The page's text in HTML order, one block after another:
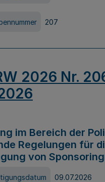
207
2026 Nr.
im Bereich der
Regelungen für
von
09.07.2026